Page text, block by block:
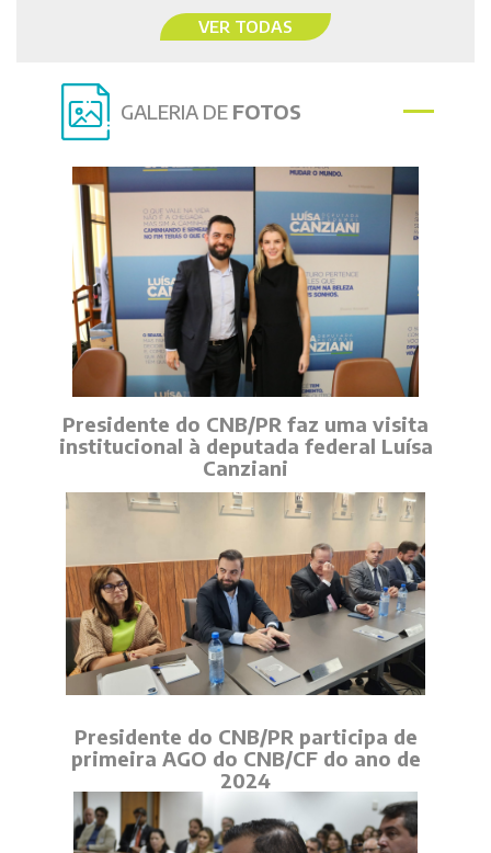
VER TODAS
GALERIA DE FOTOS
Presidente do CNB/PR faz uma visita
institucional à deputada federal Luísa
Canziani
Presidente do CNB/PR participa de
primeira AGO do CNB/CF do ano de
2024